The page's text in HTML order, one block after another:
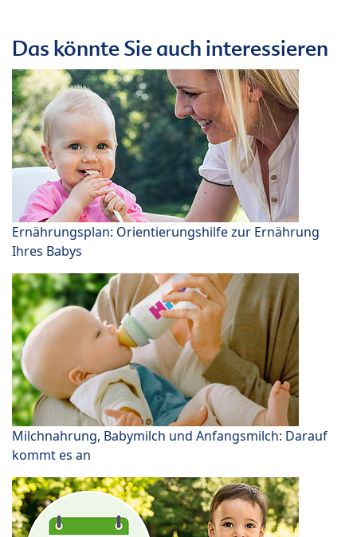
Das könnte Sie auch interessieren
Ernährungsplan: Orientierungshilfe zur Ernährung
Ihres Babys
Milchnahrung, Babymilch und Anfangsmilch: Darauf
kommt es an